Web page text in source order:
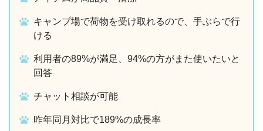
キャンプ場で荷物を受け取れるので、手ぶらで行
ける
利用者の89%が満足、94%の方がまた使いたいと
回答
チャット相談が可能
昨年同月対比で189%の成長率